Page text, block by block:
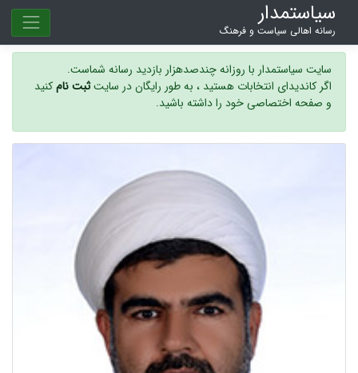
سیاستمدار
رسانه اهالی سیاست و فرهنگ
سایت سیاستمدار با روزانه چندصدهزار بازدید رسانه شماست.
اگر کاندیدای انتخابات هستید ، به طور رایگان در سایتثبت نامکنید
و صفحه اختصاصی خود را داشته باشید.